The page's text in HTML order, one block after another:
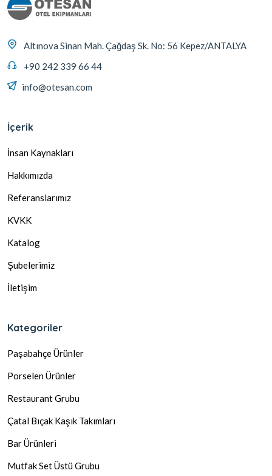
Altınova Sinan Mah. Çağdaş Sk. No: 56 Kepez/ANTALYA
+90 242 339 66 44
info@otesan.com
İçerik
İnsan Kaynakları
Hakkımızda
Referanslarımız
KVKK
Katalog
Şubelerimiz
İletişim
Kategoriler
Paşabahçe Ürünler
Porselen Ürünler
Restaurant Grubu
Çatal Bıçak Kaşık Takımları
Bar Ürünleri
Mutfak Set Üstü Grubu